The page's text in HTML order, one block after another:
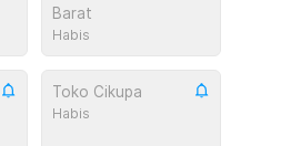
Barat
Habis
Toko Cikupa
Habis